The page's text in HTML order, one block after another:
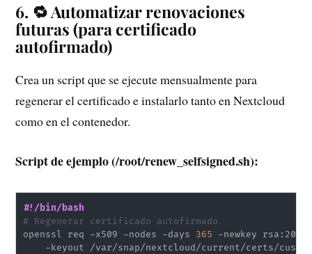
6. 🔁 Automatizar renovaciones
futuras (para certificado
autofirmado)
Crea un script que se ejecute mensualmente para
regenerar el certificado e instalarlo tanto en Nextcloud
como en el contenedor.
Script de ejemplo (/root/renew_selfsigned.sh):
#!/bin/bash
# Regenerar certificado autofirmado
openssl req -x509 -nodes -days 365 -newkey
-keyout /var/snap/nextcloud/current/certs/